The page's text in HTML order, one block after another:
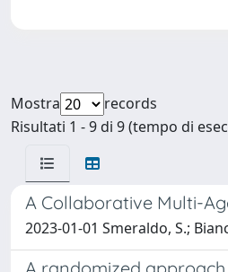
Mostra
records
Risultati 1 - 9 di 9 (tempo di
A Collaborative Multi-
2023-01-01 Smeraldo, S.;